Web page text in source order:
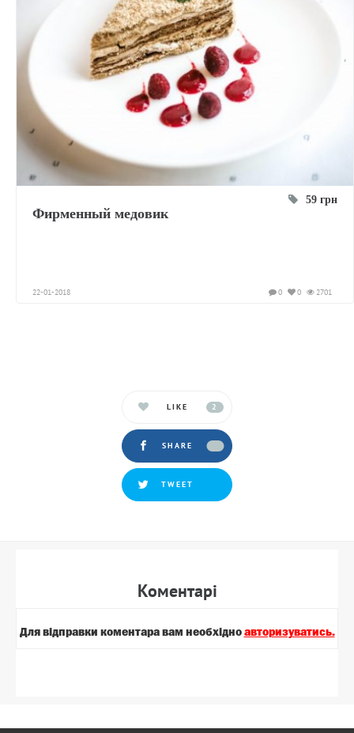
59 грн
Фирменный медовик
22-01-2018 2701
0
0
LIKE 2
SHARE
TWEET
Коментарi
Для вiдправки коментара вам необхiдно авторизуватись.